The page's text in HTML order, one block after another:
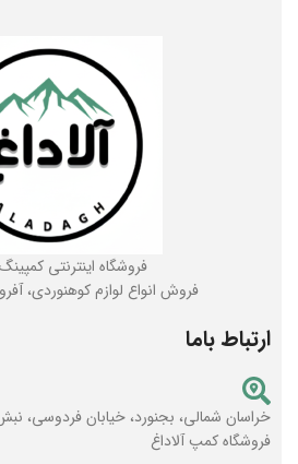
فروشگاه اینترنتی
فروش انواع لوازم کوهنوردی،
ارتباط باما
خراسان شمالی، بجنورد، خیابان فردوسی،
فروشگاه کمپ آلاداغ